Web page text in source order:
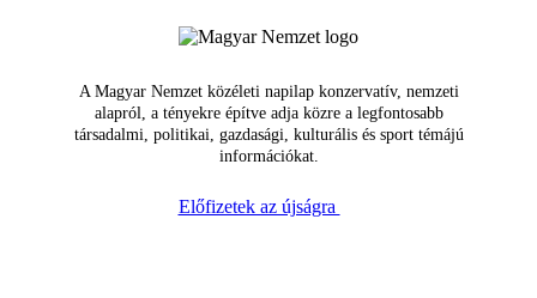
A Magyar Nemzet közéleti napilap konzervatív, nemzeti
alapról, a tényekre építve adja közre a legfontosabb
társadalmi, politikai, gazdasági, kulturális és sport témájú
információkat.
Előfizetek az újságra